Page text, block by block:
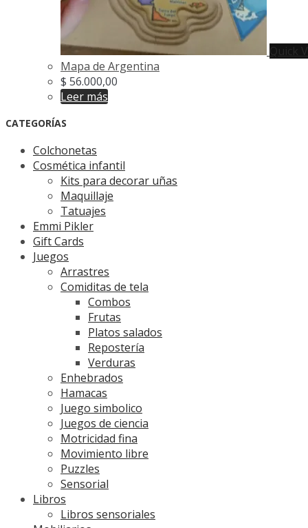
Mapa de Argentina
$ 56.000,00
Leer más
CATEGORÍAS
Colchonetas
Cosmética infantil
Kits para decorar uñas
Maquillaje
Tatuajes
Emmi Pikler
Gift Cards
Juegos
Arrastres
Comiditas de tela
Combos
Frutas
Platos salados
Repostería
Verduras
Enhebrados
Hamacas
Juego simbolico
Juegos de ciencia
Motricidad fina
Movimiento libre
Puzzles
Sensorial
Libros
Libros sensoriales